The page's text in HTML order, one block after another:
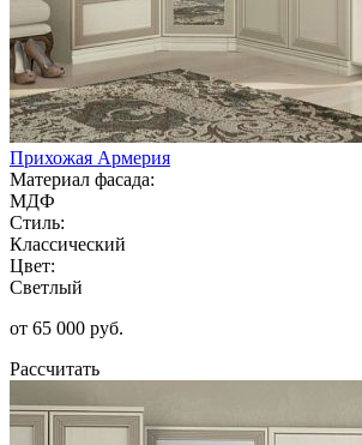
Прихожая Армерия
Материал фасада:
МДФ
Стиль:
Классический
Цвет:
Светлый
от 65 000 руб.
Рассчитать